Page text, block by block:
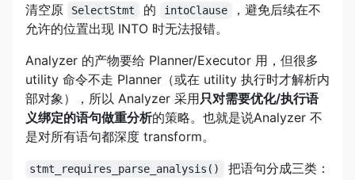
清空原
SelectStmt 的 intoClause
，避免后续在不
允许的位置出现 INTO 时无法报错。
Analyzer 的产物要给 Planner/Executor 用，但很多
utility 命令不走 Planner（或在 utility 执行时才解析内
部对象），所以 Analyzer 采用只对需要优化/执行语
义绑定的语句做重分析的策略。也就是说Analyzer 不
是对所有语句都深度 transform。
stmt_requires_parse_analysis()
把语句分成三类：